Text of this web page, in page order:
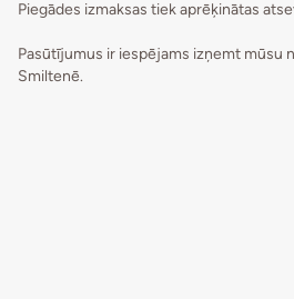
Piegādes izmaksas tiek aprēķinātas
Pasūtījumus ir iespējams izņemt mūsu
Smiltenē.